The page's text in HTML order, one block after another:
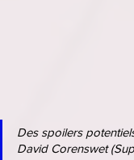
Des spoilers
David Corenswet